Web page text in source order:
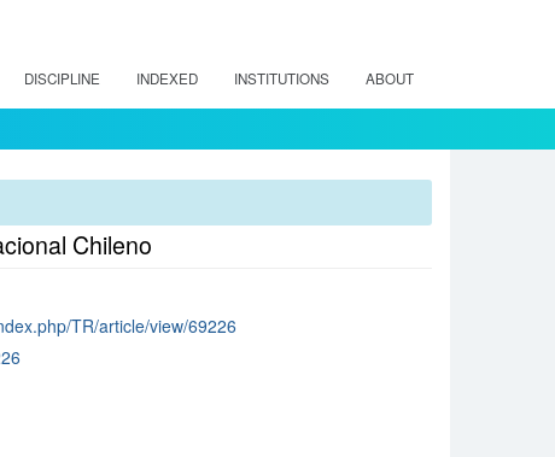
DISCIPLINE INDEXED INSTITUTIONS ABOUT
Chileno
TR/article/view/69226